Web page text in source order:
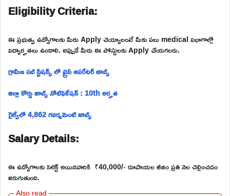
Eligibility Criteria:
ఈ ప్రభుత్వ ఉద్యోగాలకు మీరు Apply చెయ్యాలంటే మీకు పలు medical విభాగాల్లో
విద్యార్హతలు ఉండాలి. అప్పుడే మీరు ఈ పోస్టులకు Apply చేయగలరు.
గ్రామీణ సబ్ స్టేషన్స్ లో ట్రైనీ ఆపరేటర్ జాబ్స్
జిల్లా కోర్టు జాబ్స్ నోటిఫికేషన్ : 10th అర్హత
రైల్వేలో 4,862 గవర్నమెంట్ జాబ్స్
Salary Details:
ఈ ఉద్యోగాలకు సెలెక్ట్ అయినవారికి ₹40,000/- రూపాయల జీతం ప్రతి నెల చెల్లించడం
జరుగుతుంది.